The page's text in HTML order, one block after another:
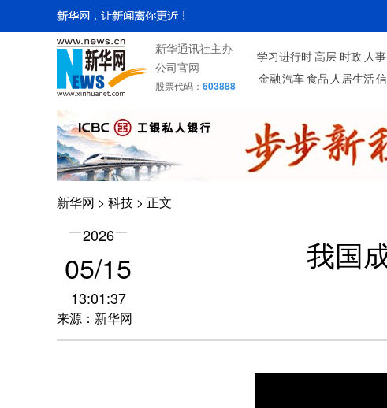
新华通讯社主办
公司官网
股票代码： 603888
学习进行时 高层 时政 人事
金融 汽车 食品 人居生活
新华网 > 科技 > 正文
2026
05/15
13:01:37
来源：新华网
我国